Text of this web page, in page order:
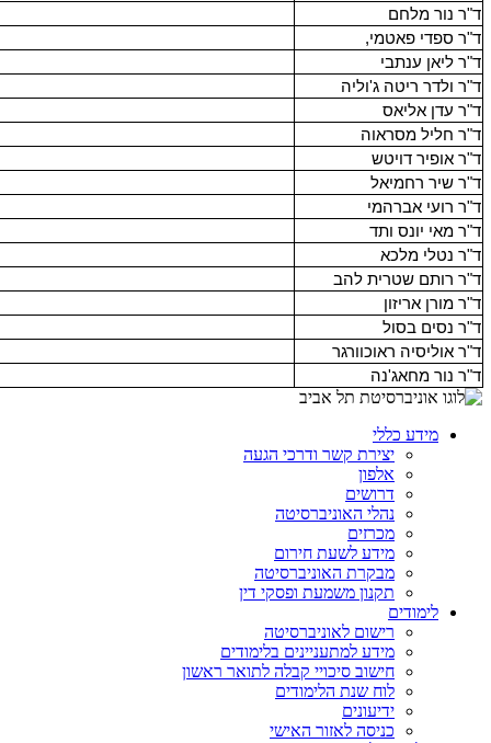
ד"ר נור מלחם
ד"ר ספדי פאטמי,
ד"ר ליאן ענתבי
ד"ר ולדר ריטה ג'וליה
ד"ר עדן אליאס
ד"ר חליל מסראוה
ד"ר אופיר דויטש
ד"ר שיר רחמיאל
ד"ר רועי אברהמי
ד"ר מאי יונס ותד
ד"ר נטלי מלכא
ד"ר רותם שטרית להב
ד"ר מורן אריזון
ד"ר נסים בסול
ד"ר אוליסיה ראוכוורגר
ד"ר נור מחאג'נה
מידע כללי
יצירת קשר ודרכי הגעה
אלפון
דרושים
נהלי האוניברסיטה
מכרזים
מידע לשעת חירום
מבקרת האוניברסיטה
תקנון משמעת ופסקי דין
לימודים
רישום לאוניברסיטה
מידע למתעניינים בלימודים
חישוב סיכויי קבלה לתואר ראשון
לוח שנת הלימודים
ידיעונים
כניסה לאזור האישי